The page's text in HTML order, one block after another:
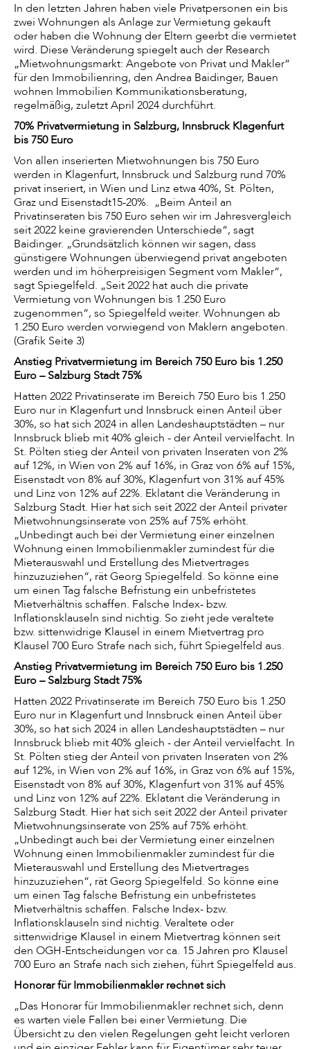
In den letzten Jahren haben viele Privatpersonen ein bis
zwei Wohnungen als Anlage zur Vermietung gekauft
oder haben die Wohnung der Eltern geerbt die vermietet
wird. Diese Veränderung spiegelt auch der Research
„Mietwohnungsmarkt: Angebote von Privat und Makler“
für den Immobilienring, den Andrea Baidinger, Bauen
wohnen Immobilien Kommunikationsberatung,
regelmäßig, zuletzt April 2024 durchführt.
70% Privatvermietung in Salzburg, Innsbruck Klagenfurt
bis 750 Euro
Von allen inserierten Mietwohnungen bis 750 Euro
werden in Klagenfurt, Innsbruck und Salzburg rund 70%
privat inseriert, in Wien und Linz etwa 40%, St. Pölten,
Graz und Eisenstadt15-20%. „Beim Anteil an
Privatinseraten bis 750 Euro sehen wir im Jahresvergleich
seit 2022 keine gravierenden Unterschiede“, sagt
Baidinger. „Grundsätzlich können wir sagen, dass
günstigere Wohnungen überwiegend privat angeboten
werden und im höherpreisigen Segment vom Makler“,
sagt Spiegelfeld. „Seit 2022 hat auch die private
Vermietung von Wohnungen bis 1.250 Euro
zugenommen“, so Spiegelfeld weiter. Wohnungen ab
1.250 Euro werden vorwiegend von Maklern angeboten.
(Grafik Seite 3)
Anstieg Privatvermietung im Bereich750 Euro bis 1.250
Euro – Salzburg Stadt 75%
Hatten 2022 Privatinserate im Bereich 750 Euro bis 1.250
Euro nur in Klagenfurt und Innsbruck einen Anteil über
30%, so hat sich 2024 in allen Landeshauptstädten – nur
Innsbruck blieb mit 40% gleich - der Anteil vervielfacht. In
St. Pölten stieg der Anteil von privaten Inseraten von 2%
auf 12%, in Wien von 2% auf 16%, in Graz von 6% auf 15%,
Eisenstadt von 8% auf 30%, Klagenfurt von 31% auf 45%
und Linz von 12% auf 22%. Eklatant die Veränderung in
Salzburg Stadt. Hier hat sich seit 2022 der Anteil privater
Mietwohnungsinserate von 25% auf 75% erhöht.
„Unbedingt auch bei der Vermietung einer einzelnen
Wohnung einen Immobilienmakler zumindest für die
Mieterauswahl und Erstellung des Mietvertrages
hinzuzuziehen“, rät Georg Spiegelfeld. So könne eine
um einen Tag falsche Befristung ein unbefristetes
Mietverhältnis schaffen. Falsche Index- bzw.
Inflationsklauseln sind nichtig. So zieht jede veraltete
bzw. sittenwidrige Klausel in einem Mietvertrag pro
Klausel 700 Euro Strafe nach sich, führt Spiegelfeld aus.
Anstieg Privatvermietung im Bereich750 Euro bis 1.250
Euro – Salzburg Stadt 75%
Hatten 2022 Privatinserate im Bereich 750 Euro bis 1.250
Euro nur in Klagenfurt und Innsbruck einen Anteil über
30%, so hat sich 2024 in allen Landeshauptstädten – nur
Innsbruck blieb mit 40% gleich - der Anteil vervielfacht. In
St. Pölten stieg der Anteil von privaten Inseraten von 2%
auf 12%, in Wien von 2% auf 16%, in Graz von 6% auf 15%,
Eisenstadt von 8% auf 30%, Klagenfurt von 31% auf 45%
und Linz von 12% auf 22%. Eklatant die Veränderung in
Salzburg Stadt. Hier hat sich seit 2022 der Anteil privater
Mietwohnungsinserate von 25% auf 75% erhöht.
„Unbedingt auch bei der Vermietung einer einzelnen
Wohnung einen Immobilienmakler zumindest für die
Mieterauswahl und Erstellung des Mietvertrages
hinzuzuziehen“, rät Georg Spiegelfeld. So könne eine
um einen Tag falsche Befristung ein unbefristetes
Mietverhältnis schaffen. Falsche Index- bzw.
Inflationsklauseln sind nichtig. Veraltete oder
sittenwidrige Klausel in einem Mietvertrag können seit
den OGH-Entscheidungen vor ca. 15 Jahren pro Klausel
700 Euro an Strafe nach sich ziehen, führt Spiegelfeld aus.
Honorar für Immobilienmakler rechnet sich
„Das Honorar für Immobilienmakler rechnet sich, denn
es warten viele Fallen bei einer Vermietung. Die
Übersicht zu den vielen Regelungen geht leicht verloren